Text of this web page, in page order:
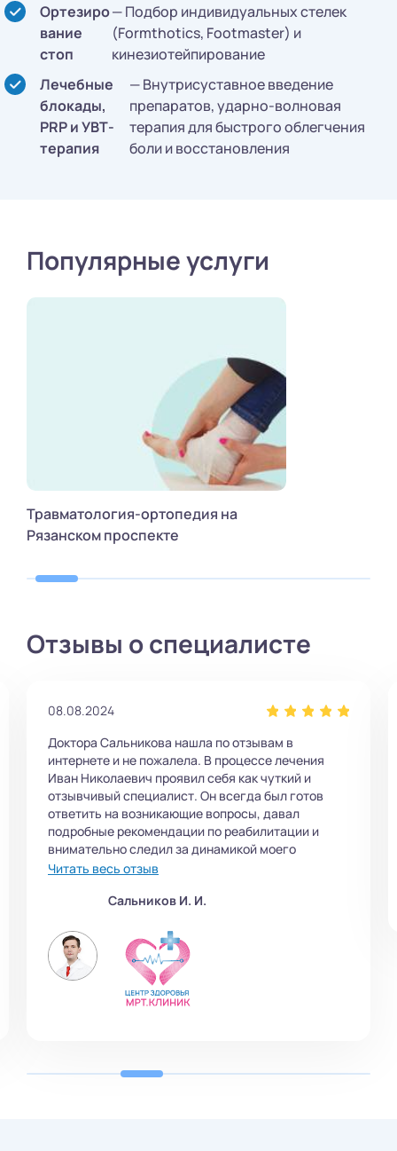
Ортезиро
вание
стоп
— Подбор индивидуальных стелек
(Formthotics, Footmaster) и
кинезиотейпирование
Лечебные
блокады,
PRP и УВТ-
терапия
— Внутрисуставное введение
препаратов, ударно-волновая
терапия для быстрого облегчения
боли и восстановления
Популярные услуги
Травматология-ортопедия на
Рязанском проспекте
Отзывы о специалисте
08.08.2024
Доктора Сальникова нашла по отзывам в
интернете и не пожалела. В процессе лечения
Иван Николаевич проявил себя как чуткий и
отзывчивый специалист. Он всегда был готов
ответить на возникающие вопросы, давал
подробные рекомендации по реабилитации и
внимательно следил за динамикой моего
состояния. Всегда буду обращаться только к
Читать весь отзыв
Сальников И. И.